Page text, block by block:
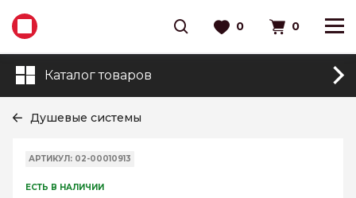
0 0
Каталог товаров
Душевые системы
АРТИКУЛ: 02-00010913
ЕСТЬ В НАЛИЧИИ